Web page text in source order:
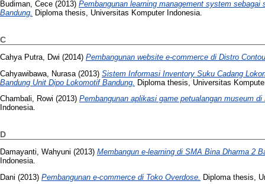
Budiman, Cece (2013) Pembangunan learning management system
Bandung. Diploma thesis, Universitas Komputer Indonesia.
C
Cahya Putra, Dwi (2014) Pembangunan website e-commerce di Distro
Cahyawibawa, Nurasa (2013) Sistem Informasi Inventory Suku Cadang
Bandung Unit Dipo Lokomotif Bandung. Diploma thesis, Universitas
Chambali, Rowi (2013) Pembangunan aplikasi game petualangan museum di
Indonesia.
D
Damayanti, Wahyuni (2013) Membangun e-learning di SMA Bina Dharma 2
Indonesia.
Dani (2013) Pembangunan e-commerce di Toko Overdose.
Diploma thesis,